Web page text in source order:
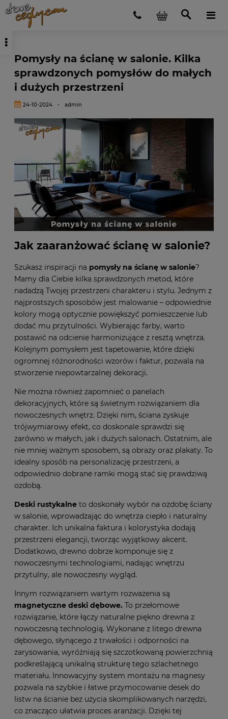
Pomysły na ścianę w salonie. Kilka
sprawdzonych pomysłów do małych
i dużych przestrzeni
24-10-2024 - admin
Jak zaaranżować ścianę w salonie?
Szukasz inspiracji na pomysły na ścianę w salonie?
Mamy dla Ciebie kilka sprawdzonych metod, które
nadadzą Twojej przestrzeni charakteru i stylu. Jednym z
najprostszych sposobów jest malowanie – odpowiednie
kolory mogą optycznie powiększyć pomieszczenie lub
dodać mu przytulności. Wybierając farby, warto
postawić na odcienie harmonizujące z resztą wnętrza.
Kolejnym pomysłem jest tapetowanie, które dzięki
ogromnej różnorodności wzorów i faktur, pozwala na
stworzenie niepowtarzalnej dekoracji.
Nie można również zapomnieć o panelach
dekoracyjnych, które są świetnym rozwiązaniem dla
nowoczesnych wnętrz. Dzięki nim, ściana zyskuje
trójwymiarowy efekt, co doskonale sprawdzi się
zarówno w małych, jak i dużych salonach. Ostatnim, ale
nie mniej ważnym sposobem, są obrazy oraz plakaty. To
idealny sposób na personalizację przestrzeni, a
odpowiednio dobrane ramki mogą stać się prawdziwą
ozdobą.
Deski rustykalne to doskonały wybór na ozdobę ściany
w salonie, wprowadzając do wnętrza ciepło i naturalny
charakter. Ich unikalna faktura i kolorystyka dodają
przestrzeni elegancji, tworząc wyjątkowy akcent.
Dodatkowo, drewno dobrze komponuje się z
nowoczesnymi technologiami, nadając wnętrzu
przytulny, ale nowoczesny wygląd.
Innym rozwiązaniem wartym rozważenia są
magnetyczne deski dębowe. To przełomowe
rozwiązanie, które łączy naturalne piękno drewna z
nowoczesną technologią. Wykonane z litego drewna
dębowego, słynącego z trwałości i odporności na
zarysowania, wyróżniają się szczotkowaną powierzchnią
podkreślającą unikalną strukturę tego szlachetnego
materiału. Innowacyjny system montażu na magnesy
pozwala na szybkie i łatwe przymocowanie desek do
listw na ścianie bez użycia skomplikowanych narzędzi,
co znacząco ułatwia proces aranżacji. Dzięki tej